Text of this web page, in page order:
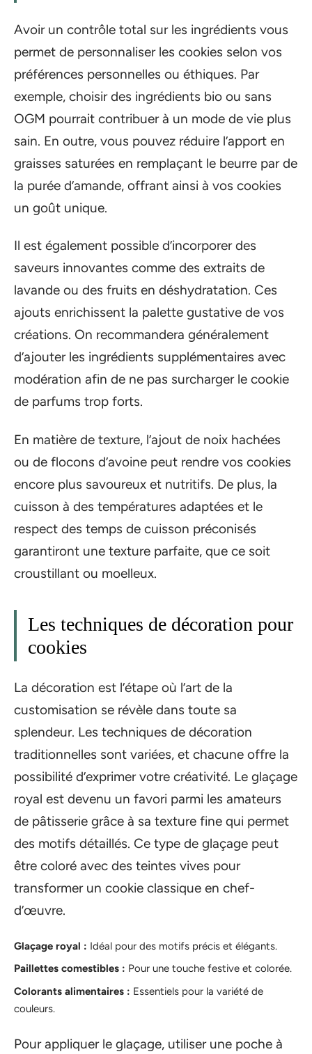
Avoir un contrôle total sur les ingrédients vous
permet de personnaliser les cookies selon vos
préférences personnelles ou éthiques. Par
exemple, choisir des ingrédients bio ou sans
OGM pourrait contribuer à un mode de vie plus
sain. En outre, vous pouvez réduire l’apport en
graisses saturées en remplaçant le beurre par de
la purée d’amande, offrant ainsi à vos cookies
un goût unique.
Il est également possible d’incorporer des
saveurs innovantes comme des extraits de
lavande ou des fruits en déshydratation. Ces
ajouts enrichissent la palette gustative de vos
créations. On recommandera généralement
d’ajouter les ingrédients supplémentaires avec
modération afin de ne pas surcharger le cookie
de parfums trop forts.
En matière de texture, l’ajout de noix hachées
ou de flocons d’avoine peut rendre vos cookies
encore plus savoureux et nutritifs. De plus, la
cuisson à des températures adaptées et le
respect des temps de cuisson préconisés
garantiront une texture parfaite, que ce soit
croustillant ou moelleux.
Les techniques de décoration pour
cookies
La décoration est l’étape où l’art de la
customisation se révèle dans toute sa
splendeur. Les techniques de décoration
traditionnelles sont variées, et chacune offre la
possibilité d’exprimer votre créativité. Le glaçage
royal est devenu un favori parmi les amateurs
de pâtisserie grâce à sa texture fine qui permet
des motifs détaillés. Ce type de glaçage peut
être coloré avec des teintes vives pour
transformer un cookie classique en chef-
d’œuvre.
Glaçage royal : Idéal pour des motifs précis et élégants.
Paillettes comestibles : Pour une touche festive et colorée.
Colorants alimentaires : Essentiels pour la variété de
couleurs.
Pour appliquer le glaçage, utiliser une poche à